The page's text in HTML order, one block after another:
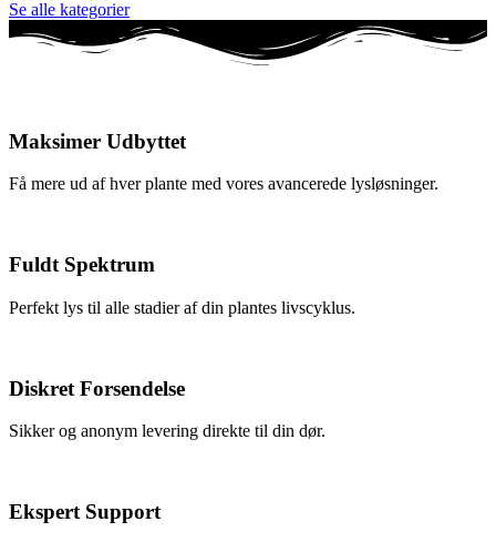
Se alle kategorier
Maksimer Udbyttet
Få mere ud af hver plante med vores avancerede lysløsninger.
Fuldt Spektrum
Perfekt lys til alle stadier af din plantes livscyklus.
Diskret Forsendelse
Sikker og anonym levering direkte til din dør.
Ekspert Support